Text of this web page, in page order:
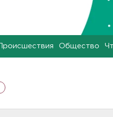
Происшествия Общество